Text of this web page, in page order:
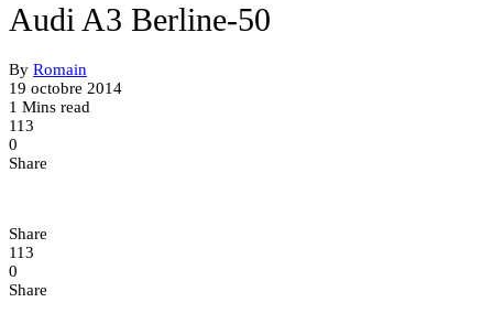
Audi A3 Berline-50
By Romain
19 octobre 2014
1 Mins read
113
0
Share
Share
113
0
Share